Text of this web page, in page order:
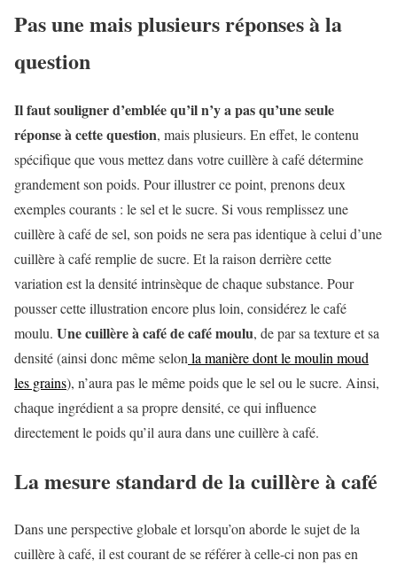
Pas une mais plusieurs réponses à la
question
Il faut souligner d’emblée qu’il n’y a pas qu’une seule
réponse à cette question, mais plusieurs. En effet, le contenu
spécifique que vous mettez dans votre cuillère à café détermine
grandement son poids. Pour illustrer ce point, prenons deux
exemples courants : le sel et le sucre. Si vous remplissez une
cuillère à café de sel, son poids ne sera pas identique à celui d’une
cuillère à café remplie de sucre. Et la raison derrière cette
variation est la densité intrinsèque de chaque substance. Pour
pousser cette illustration encore plus loin, considérez le café
moulu. Une cuillère à café de café moulu, de par sa texture et sa
densité (ainsi donc même selon la manière dont le moulin moud
les grains), n’aura pas le même poids que le sel ou le sucre. Ainsi,
chaque ingrédient a sa propre densité, ce qui influence
directement le poids qu’il aura dans une cuillère à café.
La mesure standard de la cuillère à café
Dans une perspective globale et lorsqu’on aborde le sujet de la
cuillère à café, il est courant de se référer à celle-ci non pas en